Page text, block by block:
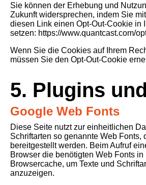
Sie können der Erhebung und
Zukunft widersprechen, indem Sie
diesen Link einen Opt-Out-Cookie in
setzen: https://www.quantcast.com/
Wenn Sie die Cookies auf Ihrem
müssen Sie den Opt-Out-Cookie
5. Plugins
Google Web Fonts
Diese Seite nutzt zur einheitlichen
Schriftarten so genannte Web Fonts,
bereitgestellt werden. Beim Aufruf
Browser die benötigten Web Fonts in
Browsercache, um Texte und
anzuzeigen.